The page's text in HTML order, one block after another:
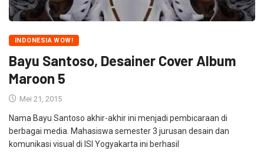
INDONESIA WOW!
Bayu Santoso, Desainer Cover Album
Maroon 5
Mei 21, 2015
Nama Bayu Santoso akhir-akhir ini menjadi pembicaraan di
berbagai media. Mahasiswa semester 3 jurusan desain dan
komunikasi visual di ISI Yogyakarta ini berhasil